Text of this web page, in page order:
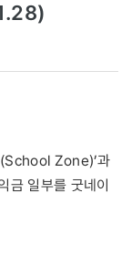
(School Zone)’과
금 일부를 굿네이